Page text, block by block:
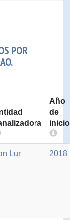
POR
Año
de
inicio
Lur 2018